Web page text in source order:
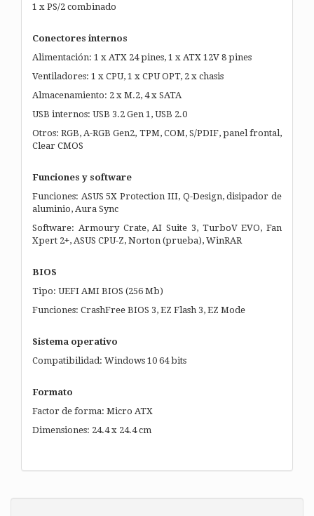
1 x PS/2 combinado
Conectores internos
Alimentación: 1 x ATX 24 pines, 1 x ATX 12V 8 pines
Ventiladores: 1 x CPU, 1 x CPU OPT, 2 x chasis
Almacenamiento: 2 x M.2, 4 x SATA
USB internos: USB 3.2 Gen 1, USB 2.0
Otros: RGB, A-RGB Gen2, TPM, COM, S/PDIF, panel frontal,
Clear CMOS
Funciones y software
Funciones: ASUS 5X Protection III, Q-Design, disipador de
aluminio, Aura Sync
Software: Armoury Crate, AI Suite 3, TurboV EVO, Fan
Xpert 2+, ASUS CPU-Z, Norton (prueba), WinRAR
BIOS
Tipo: UEFI AMI BIOS (256 Mb)
Funciones: CrashFree BIOS 3, EZ Flash 3, EZ Mode
Sistema operativo
Compatibilidad: Windows 10 64 bits
Formato
Factor de forma: Micro ATX
Dimensiones: 24.4 x 24.4 cm